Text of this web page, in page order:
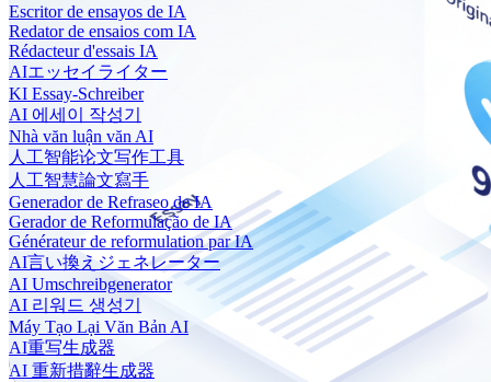
Escritor de ensayos de IA
Redator de ensaios com IA
Rédacteur d'essais IA
AIエッセイライター
KI Essay-Schreiber
AI 에세이 작성기
Nhà văn luận văn AI
人工智能论文写作工具
人工智慧論文寫手
Generador de Refraseo de IA
Gerador de Reformulação de IA
Générateur de reformulation par IA
AI言い換えジェネレーター
AI Umschreibgenerator
AI 리워드 생성기
Máy Tạo Lại Văn Bản AI
AI重写生成器
AI 重新措辭生成器